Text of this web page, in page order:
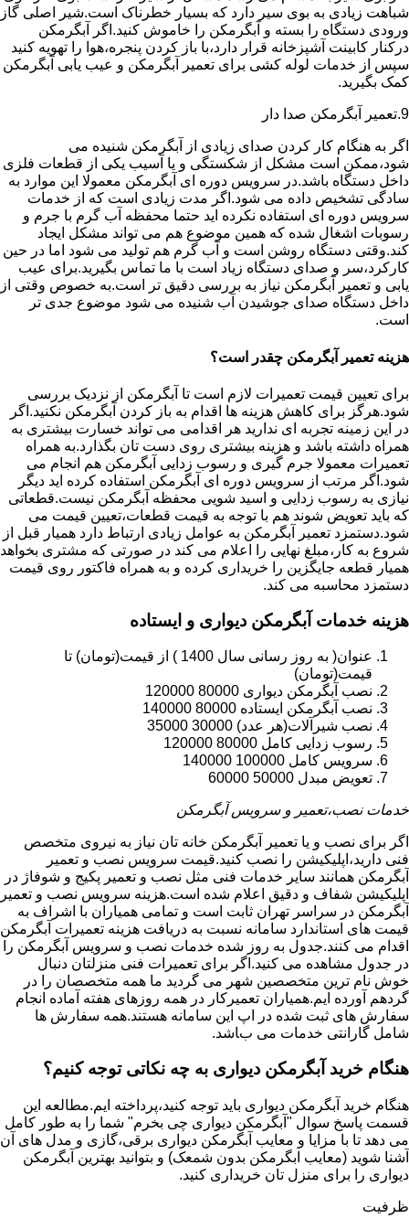
شباهت زیادی به بوی سیر دارد که بسیار خطرناک است.شیر اصلی گاز
ورودی دستگاه را بسته و آبگرمکن را خاموش کنید.اگر آبگرمکن
درکنار کابینت آشپزخانه قرار دارد،با باز کردن پنجره،هوا را تهویه کنید
سپس از خدمات لوله کشی برای تعمیر آبگرمکن و عیب یابی آبگرمکن
کمک بگیرید.
9.تعمیر آبگرمکن صدا دار
اگر به هنگام کار کردن صدای زیادی از آبگرمکن شنیده می
شود،ممکن است مشکل از شکستگی و یا آسیب یکی از قطعات فلزی
داخل دستگاه باشد.در سرویس دوره ای آبگرمکن معمولا این موارد به
سادگی تشخیص داده می شود.اگر مدت زیادی است که از خدمات
سرویس دوره ای استفاده نکرده اید حتما محفظه آب گرم با جرم و
رسوبات اشغال شده که همین موضوع هم می تواند مشکل ایجاد
کند.وقتی دستگاه روشن است و آب گرم هم تولید می شود اما در حین
کارکرد،سر و صدای دستگاه زیاد است با ما تماس بگیرید.برای عیب
یابی و تعمیر آبگرمکن نیاز به بررسی دقیق تر است.به خصوص وقتی از
داخل دستگاه صدای جوشیدن آب شنیده می شود موضوع جدی تر
است.
هزینه تعمیر آبگرمکن چقدر است؟
برای تعیین قیمت تعمیرات لازم است تا آبگرمکن از نزدیک بررسی
شود.هرگز برای کاهش هزینه ها اقدام به باز کردن آبگرمکن نکنید.اگر
در این زمینه تجربه ای ندارید هر اقدامی می تواند خسارت بیشتری به
همراه داشته باشد و هزینه بیشتری روی دست تان بگذارد.به همراه
تعمیرات معمولا جرم گیری و رسوب زدایی آبگرمکن هم انجام می
شود.اگر مرتب از سرویس دوره ای آبگرمکن استفاده کرده اید دیگر
نیازی به رسوب زدایی و اسید شویی محفظه آبگرمکن نیست.قطعاتی
که باید تعویض شوند هم با توجه به قیمت قطعات،تعیین قیمت می
شود.دستمزد تعمیر آبگرمکن به عوامل زیادی ارتباط دارد همیار قبل از
شروع به کار،مبلغ نهایی را اعلام می کند در صورتی که مشتری بخواهد
همیار قطعه جایگزین را خریداری کرده و به همراه فاکتور روی قیمت
دستمزد محاسبه می کند.
هزینه خدمات آبگرمکن دیواری و ایستاده
عنوان( به روز رسانی سال 1400 ) از قیمت(تومان) تا
قیمت(تومان)
نصب آبگرمکن دیواری 80000 120000
نصب آبگرمکن ایستاده 80000 140000
نصب شیرآلات(هر عدد) 30000 35000
رسوب زدایی کامل 80000 120000
سرویس کامل 100000 140000
تعویض مبدل 50000 60000
خدمات نصب،تعمیر و سرویس آبگرمکن
اگر برای نصب و یا تعمیر آبگرمکن خانه تان نیاز به نیروی متخصص
فنی دارید،اپلیکیشن را نصب کنید.قیمت سرویس نصب و تعمیر
آبگرمکن همانند سایر خدمات فنی مثل نصب و تعمیر پکیج و شوفاژ در
اپلیکیشن شفاف و دقیق اعلام شده است.هزینه سرویس نصب و تعمیر
آبگرمکن در سراسر تهران ثابت است و تمامی همیاران با اشراف به
قیمت های استاندارد سامانه نسبت به دریافت هزینه تعمیرات آبگرمکن
اقدام می کنند.جدول به روز شده خدمات نصب و سرویس آبگرمکن را
در جدول مشاهده می کنید.اگر برای تعمیرات فنی منزلتان دنبال
خوش نام ترین متخصصین شهر می گردید ما همه متخصصان را در
گردهم آورده ایم.همیاران تعمیرکار در همه روزهای هفته آماده انجام
سفارش های ثبت شده در اپ این سامانه هستند.همه سفارش ها
شامل گارانتی خدمات می باشد.
هنگام خرید آبگرمکن دیواری به چه نکاتی توجه کنیم؟
هنگام خرید آبگرمکن دیواری باید توجه کنید،پرداخته ایم.مطالعه این
قسمت پاسخ سوال "آبگرمکن دیواری چی بخرم" شما را به طور کامل
می دهد تا با مزایا و معایب آبگرمکن دیواری برقی،گازی و مدل های آن
آشنا شوید (معایب ابگرمکن بدون شمعک) و بتوانید بهترین آبگرمکن
دیواری را برای منزل تان خریداری کنید.
ظرفیت